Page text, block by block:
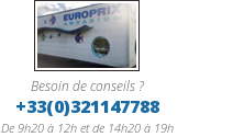
Besoin de conseils ?
+33(0)321147788
De 9h20 à 12h et de 14h20 à 19h